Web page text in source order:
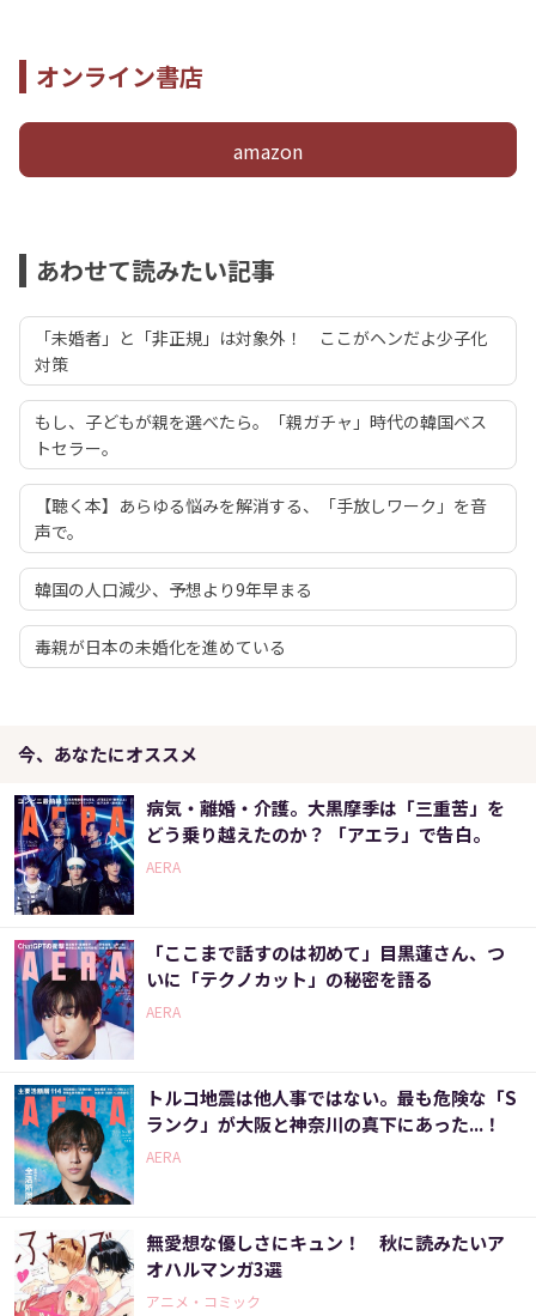
オンライン書店
amazon
あわせて読みたい記事
「未婚者」と「非正規」は対象外！ ここがヘンだよ少子化
対策
もし、子どもが親を選べたら。「親ガチャ」時代の韓国ベス
トセラー。
【聴く本】あらゆる悩みを解消する、「手放しワーク」を音
声で。
韓国の人口減少、予想より9年早まる
毒親が日本の未婚化を進めている
今、あなたにオススメ
病気・離婚・介護。大黒摩季は「三重苦」を
どう乗り越えたのか？ 「アエラ」で告白。
AERA
「ここまで話すのは初めて」目黒蓮さん、つ
いに「テクノカット」の秘密を語る
AERA
トルコ地震は他人事ではない。最も危険な「S
ランク」が大阪と神奈川の真下にあった...！
AERA
無愛想な優しさにキュン！ 秋に読みたいア
オハルマンガ3選
アニメ・コミック